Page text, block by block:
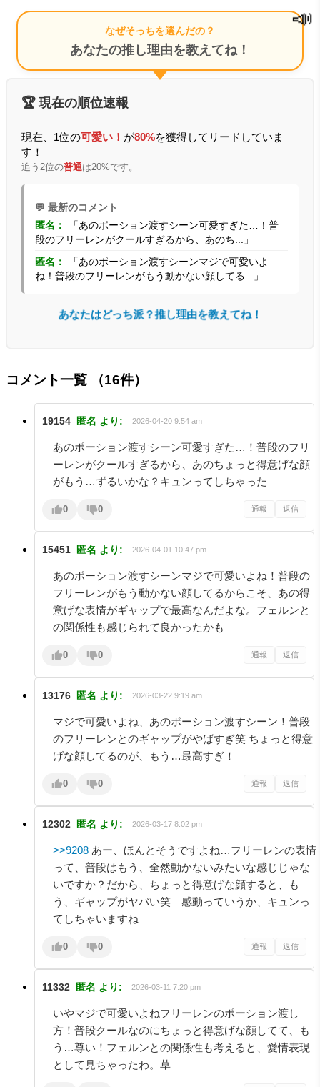
なぜそっちを選んだの？
あなたの推し理由を教えてね！
📣
🏆 現在の順位速報
現在、1位の可愛い！ が80%を獲得してリードしていま
す！
追う2位の普通は20%です。
💬 最新のコメント
匿名：
「あのポーション渡すシーン可愛すぎた…！普
段のフリーレンがクールすぎるから、あのち...」
匿名：
「あのポーション渡すシーンマジで可愛いよ
ね！普段のフリーレンがもう動かない顔してる...」
あなたはどっち派？推し理由を教えてね！
コメント一覧 （16件）
19154 匿名 より: 2026-04-20 9:54 am
あのポーション渡すシーン可愛すぎた…！普段のフリ
ーレンがクールすぎるから、あのちょっと得意げな顔
がもう…ずるいかな？キュンってしちゃった
0 0 通報 返信
15451 匿名 より: 2026-04-01 10:47 pm
あのポーション渡すシーンマジで可愛いよね！普段の
フリーレンがもう動かない顔してるからこそ、あの得
意げな表情がギャップで最高なんだよな。フェルンと
の関係性も感じられて良かったかも
0 0 通報 返信
13176 匿名 より: 2026-03-22 9:19 am
マジで可愛いよね、あのポーション渡すシーン！普段
のフリーレンとのギャップがやばすぎ笑 ちょっと得意
げな顔してるのが、もう…最高すぎ！
0 0 通報 返信
12302 匿名 より: 2026-03-17 8:02 pm
>>9208 あー、ほんとそうですよね…フリーレンの表情
って、普段はもう、全然動かないみたいな感じじゃな
いですか？だから、ちょっと得意げな顔すると、も
う、ギャップがヤバい笑 感動っていうか、キュンっ
てしちゃいますね
0 0 通報 返信
11332 匿名 より: 2026-03-11 7:20 pm
いやマジで可愛いよねフリーレンのポーション渡し
方！普段クールなのにちょっと得意げな顔してて、も
う…尊い！フェルンとの関係性も考えると、愛情表現
として見ちゃったわ。草